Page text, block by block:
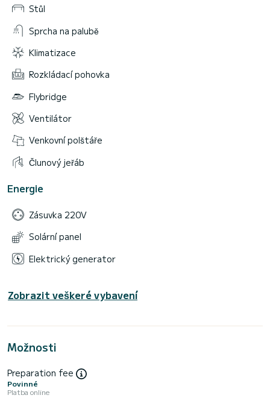
Stůl
Sprcha na palubě
Klimatizace
Rozkládací pohovka
Flybridge
Ventilátor
Venkovní polštáře
Člunový jeřáb
Energie
Zásuvka 220V
Solární panel
Elektrický generator
Zobrazit veškeré vybavení
Možnosti
Preparation fee
Povinné
Platba online